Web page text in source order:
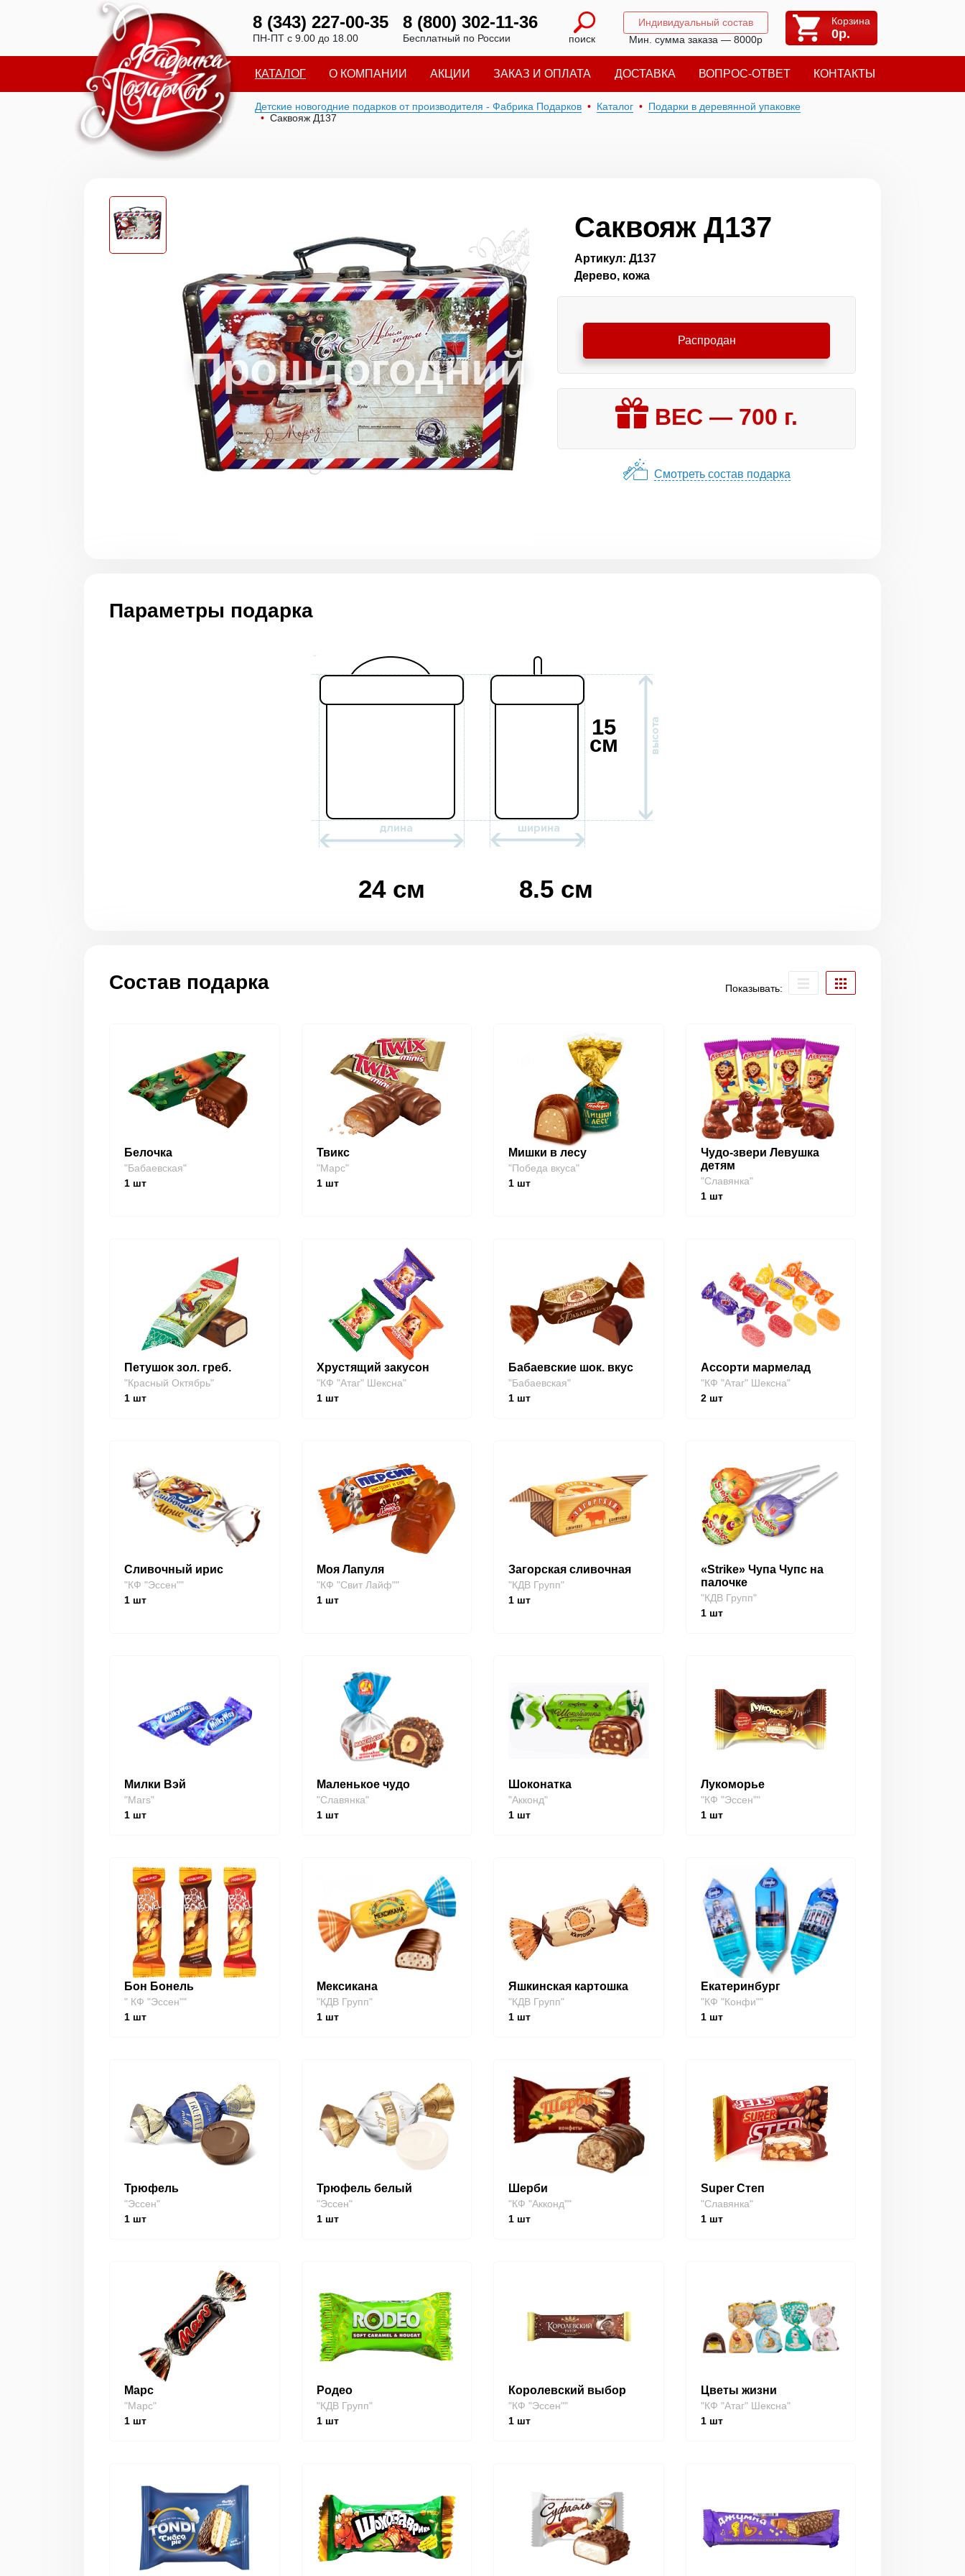
8 (343) 227-00-35
ПН-ПТ с 9.00 до 18.00
8 (800) 302-11-36
Бесплатный по России поиск
Индивидуальный состав
Мин. сумма заказа — 8000р
Корзина
0р.
КАТАЛОГ О КОМПАНИИ АКЦИИ ЗАКАЗ И ОПЛАТА ДОСТАВКА ВОПРОС-ОТВЕТ КОНТАКТЫ
Детские новогодние подарков от производителя - Фабрика Подарков Каталог
Подарки в деревянной упаковке
Саквояж Д137
Саквояж Д137
Артикул: Д137
Дерево, кожа
Распродан
ВЕС — 700 г.
Смотреть состав подарка
Параметры подарка
24 см 8.5 см
15
см
Состав подарка Показывать:
Белочка
"Бабаевская"
1 шт
Твикс
"Марс"
1шт
Мишки в лесу
"Победа вкуса"
1 шт
Чудо-звери Левушка
детям
"Славянка"
1шт
Петушок зол. греб.
"Красный Октябрь"
1 шт
Хрустящий закусон
"КФ "Атаг" Шексна"
1шт
Бабаевские шок. вкус
"Бабаевская"
1 шт
Ассорти мармелад
"КФ "Атаг" Шексна"
2шт
Сливочный ирис
"КФ "Эссен""
1 шт
Моя Лапуля
"КФ "Свит Лайф""
1шт
Загорская сливочная
"КДВ Групп"
1 шт
«Strike» Чупа Чупс на
палочке
"КДВ Групп"
1шт
Милки Вэй
"Mars"
1 шт
Маленькое чудо
"Славянка"
1шт
Шоконатка
"Акконд"
1 шт
Лукоморье
"КФ "Эссен""
1шт
Бон Бонель
" КФ "Эссен""
1 шт
Мексикана
"КДВ Групп"
1шт
Яшкинская картошка
"КДВ Групп"
1 шт
Екатеринбург
"КФ "Конфи""
1шт
Трюфель
"Эссен"
1 шт
Трюфель белый
"Эссен"
1шт
Шерби
"КФ "Акконд""
1 шт
Super Степ
"Славянка"
1шт
Марс
"Марс"
1 шт
Родео
"КДВ Групп"
1шт
Королевский выбор
"КФ "Эссен""
1 шт
Цветы жизни
"КФ "Атаг" Шексна"
1шт